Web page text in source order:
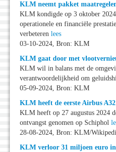
KLM neemt pakket
KLM kondigde op 3 oktober
operationele en financiële
verbeteren lees
03-10-2024, Bron: KLM
KLM gaat door met
KLM wil in balans met de
verantwoordelijkheid om
05-09-2024, Bron: KLM
KLM heeft de eerste Airbus
KLM heeft op 27 augustus 2024
ontvangst genomen op Schiphol
28-08-2024, Bron: KLM/
KLM verloor 31 miljoen euro